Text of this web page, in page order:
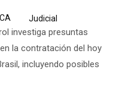
Judicial
investiga presuntas
la contratación del hoy
incluyendo posibles